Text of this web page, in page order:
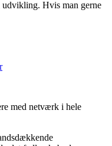
udvikling. Hvis man gerne
med netværk i hele